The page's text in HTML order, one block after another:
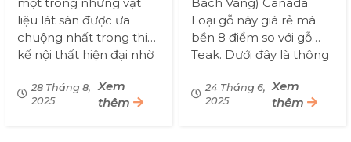
liệu lát sàn được ưa
chuộng nhất trong thiết
kế nội thất hiện đại nhờ
ấm cúng và cảm giác
sang trọng mà nó […]
28 Tháng 8,
2025
Xem
thêm
Loại gỗ này giá rẻ mà
bền 8 điểm so với gỗ
Teak. Dưới đây là thông
Cedar Canada, còn gọi
là Cypress vàng
24 Tháng 6,
2025
Xem
thêm